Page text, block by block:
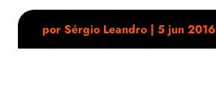
porSérgio Leandro |5 jun 2016